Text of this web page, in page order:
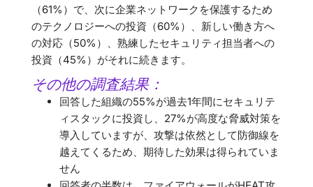
（61%）で、次に企業ネットワークを保護するため
のテクノロジーへの投資（60%）、新しい働き方へ
の対応（50%）、熟練したセキュリティ担当者への
投資（45%）がそれに続きます。
その他の調査結果：
回答した組織の55%が過去1年間にセキュリテ
ィスタックに投資し、27%が高度な脅威対策を
導入していますが、攻撃は依然として防御線を
越えてくるため、期待した効果は得られていま
せん